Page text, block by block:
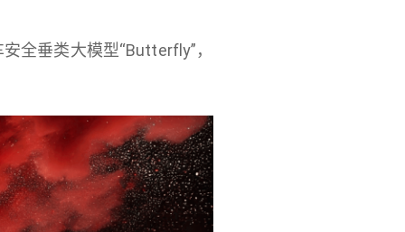
全垂类大模型“Butterfly”，